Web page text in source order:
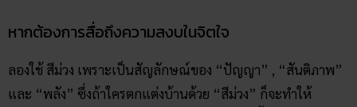
หากต้องการสื่อถึงความสงบในจิตใจ
ลองใช้ สีม่วง เพราะเป็นสัญลักษณ์ของ “ปัญญา” , “สันติภาพ”
และ “พลัง” ซึ่งถ้าใครตกแต่งบ้านด้วย “สีม่วง” ก็จะทำให้